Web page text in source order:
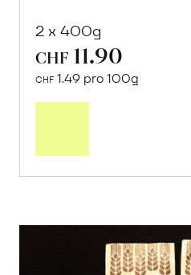
2 x 400g
CHF 11.90
CHF 1.49 pro 100g